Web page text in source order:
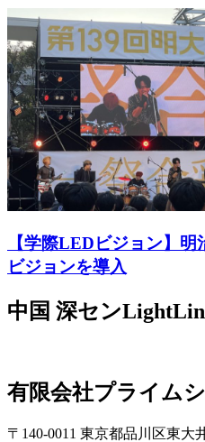
【学際LEDビジョン】
ビジョンを導入
中国 深セン
有限会社プライム
〒140-0011 東京都品川区東大